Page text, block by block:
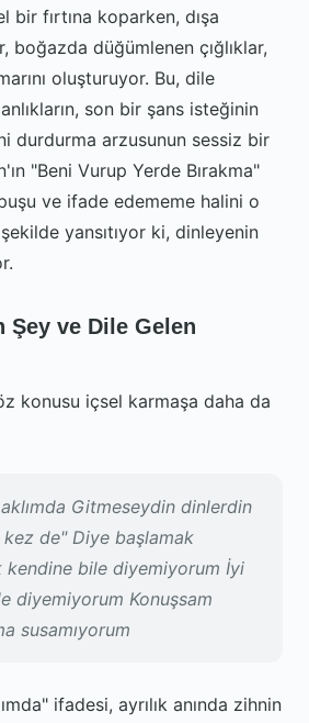
bir fırtına koparken, dışa
boğazda düğümlenen çığlıklar,
oluşturuyor. Bu, dile
son bir şans isteğinin
durdurma arzusunun sessiz bir
"Beni Vurup Yerde Bırakma"
ve ifade edememe halini o
yansıtıyor ki, dinleyenin
Şey ve Dile Gelen
konusu içsel karmaşa daha da
Gitmeseydin dinlerdin
de" Diye başlamak
kendine bile diyemiyorum İyi
diyemiyorum Konuşsam
susamıyorum
ifadesi, ayrılık anında zihnin